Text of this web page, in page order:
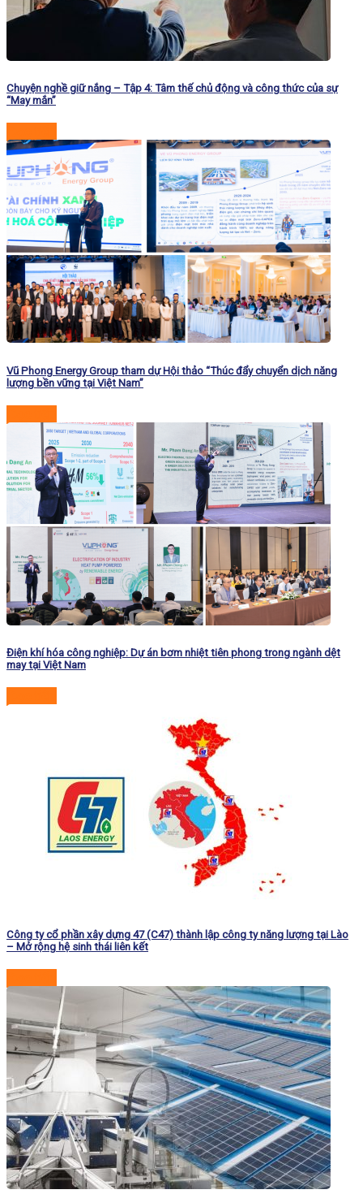
Chuyện nghề giữ nắng – Tập 4: Tâm thế chủ động và công thức của sự
“May mắn”
Vũ Phong Energy Group tham dự Hội thảo “Thúc đẩy chuyển dịch năng
lượng bền vững tại Việt Nam”
Điện khí hóa công nghiệp: Dự án bơm nhiệt tiên phong trong ngành dệt
may tại Việt Nam
Công ty cổ phần xây dựng 47 (C47) thành lập công ty năng lượng tại Lào
– Mở rộng hệ sinh thái liên kết